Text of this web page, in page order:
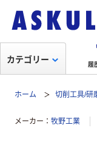
履
カテゴリー
ホーム 切削工具/研
メーカー 牧野工業